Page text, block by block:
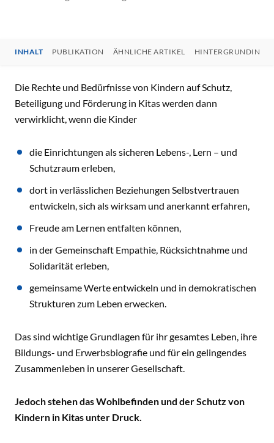
INHALT PUBLIKATION ÄHNLICHE ARTIKEL
INHALT
Die Rechte und Bedürfnisse von Kindern auf Schutz,
Beteiligung und Förderung in Kitas werden dann
verwirklicht, wenn die Kinder
die Einrichtungen als sicheren Lebens-, Lern – und
Schutzraum erleben,
dort in verlässlichen Beziehungen Selbstvertrauen
entwickeln, sich als wirksam und anerkannt erfahren,
Freude am Lernen entfalten können,
in der Gemeinschaft Empathie, Rücksichtnahme und
Solidarität erleben,
gemeinsame Werte entwickeln und in demokratischen
Strukturen zum Leben erwecken.
Das sind wichtige Grundlagen für ihr gesamtes Leben, ihre
Bildungs- und Erwerbsbiografie und für ein gelingendes
Zusammenleben in unserer Gesellschaft.
Jedoch stehen das Wohlbefinden und der Schutz von
Kindern in Kitas unter Druck.